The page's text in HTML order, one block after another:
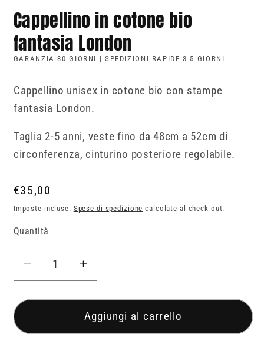
Cappellino in cotone bio
fantasia London
GARANZIA 30 GIORNI | SPEDIZIONI RAPIDE 3-5 GIORNI
Cappellino unisex in cotone bio con stampe
fantasia London.
Taglia 2-5 anni, veste fino da 48cm a 52cm di
circonferenza, cinturino posteriore regolabile.
Prezzo
di
€35,00
Imposte incluse. Spese di spedizione calcolate al check-out.
Quantità
Quantità
Diminuisci
quantità
per
Cappellino
in
Aumenta
quantità
per
Cappellino
in
Aggiungi al carrello